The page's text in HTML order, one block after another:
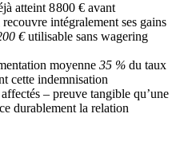
atteint 8 800 € avant
intégralement ses gains
€utilisable sans wagering
moyenne 35 % du taux
cette indemnisation
– preuve tangible qu’une
durablement la relation